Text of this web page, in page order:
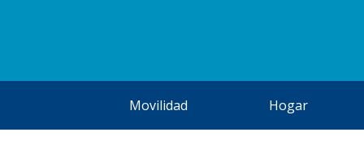
Movilidad Hogar